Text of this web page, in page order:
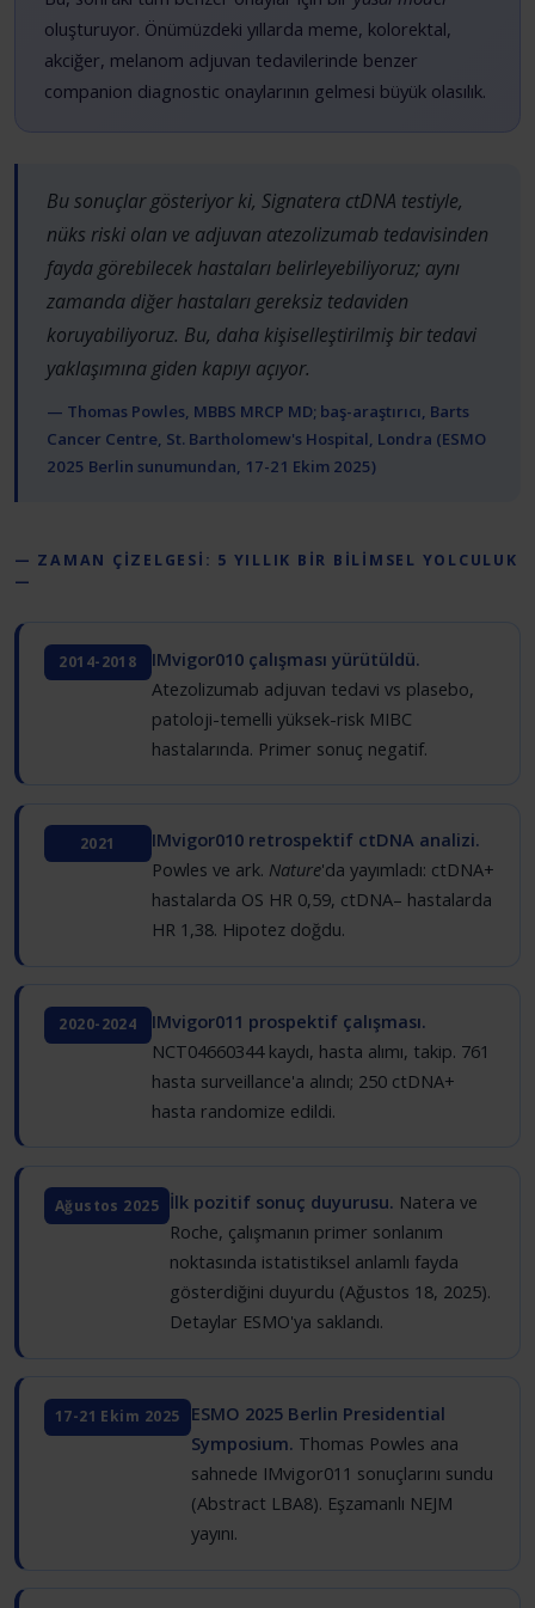
oluşturuyor. Önümüzdeki yıllarda meme, kolorektal,
akciğer, melanom adjuvan tedavilerinde benzer
companion diagnostic onaylarının gelmesi büyük olasılık.
Bu sonuçlar gösteriyor ki, Signatera ctDNA testiyle,
nüks riski olan ve adjuvan atezolizumab tedavisinden
fayda görebilecek hastaları belirleyebiliyoruz; aynı
zamanda diğer hastaları gereksiz tedaviden
koruyabiliyoruz. Bu, daha kişiselleştirilmiş bir tedavi
yaklaşımına giden kapıyı açıyor.
— Thomas Powles, MBBS MRCP MD; baş-araştırıcı, Barts
Cancer Centre, St. Bartholomew's Hospital, Londra (ESMO
2025 Berlin sunumundan, 17-21 Ekim 2025)
— ZAMAN ÇİZELGESİ: 5 YILLIK BİR BİLİMSEL YOLCULUK
—
2014-2018
IMvigor010 çalışması yürütüldü.
Atezolizumab adjuvan tedavi vs plasebo,
patoloji-temelli yüksek-risk MIBC
hastalarında. Primer sonuç negatif.
2021
IMvigor010 retrospektif ctDNA analizi.
Powles ve ark. Nature'da yayımladı: ctDNA+
hastalarda OS HR 0,59, ctDNA– hastalarda
HR 1,38. Hipotez doğdu.
2020-2024
IMvigor011 prospektif çalışması.
NCT04660344 kaydı, hasta alımı, takip. 761
hasta surveillance'a alındı; 250 ctDNA+
hasta randomize edildi.
Ağustos 2025 İlk pozitif sonuç duyurusu. Natera ve
Roche, çalışmanın primer sonlanım
noktasında istatistiksel anlamlı fayda
gösterdiğini duyurdu (Ağustos 18, 2025).
Detaylar ESMO'ya saklandı.
17-21 Ekim 2025
ESMO 2025 Berlin Presidential
Symposium. Thomas Powles ana
sahnede IMvigor011 sonuçlarını sundu
(Abstract LBA8). Eşzamanlı NEJM
yayını.